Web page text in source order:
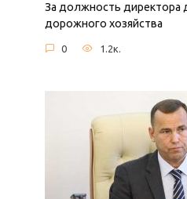
За должность директора
дорожного хозяйства
0 1.2к.